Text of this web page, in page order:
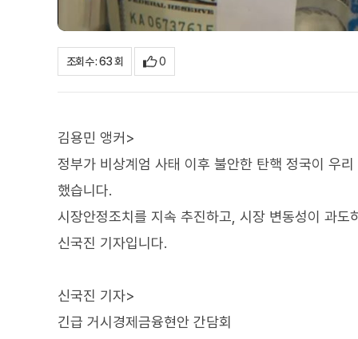
조회수 : 63 회 0
김용민 앵커>
정부가 비상계엄 사태 이후 불안한 탄핵 정국이 우
했습니다.
시장안정조치를 지속 추진하고, 시장 변동성이 과
신국진 기자입니다.
신국진 기자>
긴급 거시경제금융현안 간담회